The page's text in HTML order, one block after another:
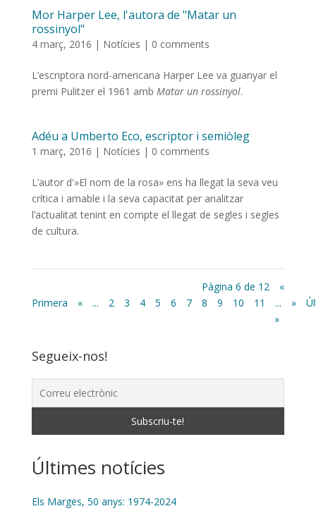
Mor Harper Lee, l'autora de "Matar un
rossinyol"
4 març, 2016 | Notícies | 0 comments
L’escriptora nord-americana Harper Lee va guanyar el
premi Pulitzer el 1961 amb Matar un rossinyol.
Adéu a Umberto Eco, escriptor i semiòleg
1 març, 2016 | Notícies | 0 comments
L’autor d'»El nom de la rosa» ens ha llegat la seva veu
crítica i amable i la seva capacitat per analitzar
l’actualitat tenint en compte el llegat de segles i segles
de cultura.
Pàgina 6 de 12
«
Primera
« ... 2 3 4 5 6 7 8 9 10 11 ... »
»
Segueix-nos!
Últimes notícies
Els Marges, 50 anys: 1974-2024